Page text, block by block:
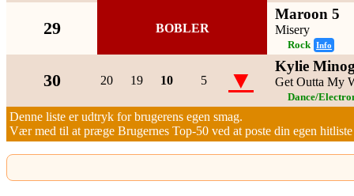
29 BOBLER
Maroon 5
Misery
Rock Info
30 20 19 10 5 ▼ Kylie
Get Outta My
Dance/
Denne liste er udtryk for brugerens egen smag.
Vær med til at præge Brugernes Top-50 ved at poste din egen hitliste